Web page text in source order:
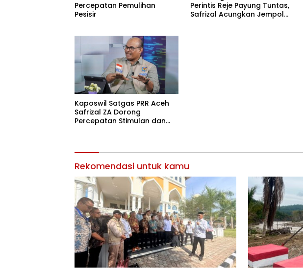
Percepatan Pemulihan
Pesisir
Perintis Reje Payung Tuntas,
Safrizal Acungkan Jempol
Kaposwil Satgas PRR Aceh
Safrizal ZA Dorong
Percepatan Stimulan dan
Rekomendasi untuk kamu